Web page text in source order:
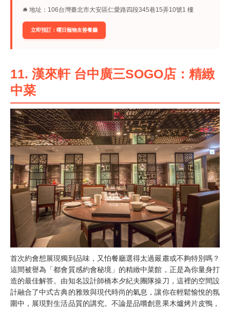
🛎︎ 地址：106台灣臺北市大安區仁愛路四段345巷15弄10號1 樓
立即預訂：曜日寵物友善餐廳
11. 漢來軒 台中廣三SOGO店：精緻
中菜
首次約會想展現獨到品味，又怕餐廳選得太過嚴肅或不夠特別嗎？
這間被譽為「都會質感約會秘境」的精緻中菜館，正是為你量身打
造的最佳解答。由知名設計師橋本夕紀夫團隊操刀，這裡的空間設
計融合了中式古典的雅致與現代時尚的氣息，讓你在輕鬆愉悅的氛
圍中，展現對生活品質的講究。不論是品嚐創意果木爐烤片皮鴨，